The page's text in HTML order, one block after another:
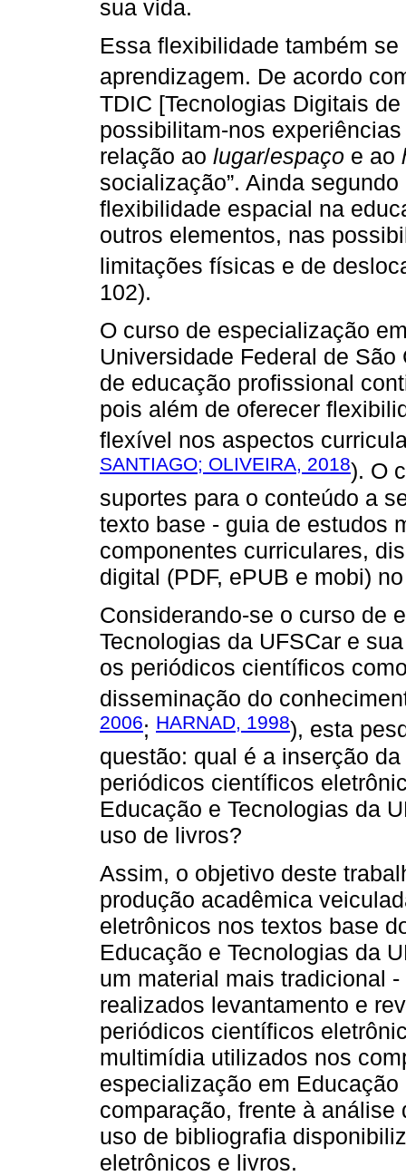
sua vida.
Essa flexibilidade também
aprendizagem. De acordo
TDIC [Tecnologias Digitais
possibilitam-nos
relação ao lugar/espaço e ao
socialização”. Ainda
flexibilidade espacial na
outros elementos, nas
limitações físicas e de
102).
O curso de especialização
Universidade Federal de
de educação profissional
pois além de oferecer
flexível nos aspectos
SANTIAGO; OLIVEIRA, 2018). O
suportes para o conteúdo a
texto base - guia de estudos
componentes curriculares,
digital (PDF, ePUB e mobi)
Considerando-se o curso de
Tecnologias da UFSCar e
os periódicos científicos
disseminação do
2006; HARNAD, 1998), esta
questão: qual é a inserção
periódicos científicos
Educação e Tecnologias da
uso de livros?
Assim, o objetivo deste
produção acadêmica
eletrônicos nos textos base
Educação e Tecnologias da
um material mais tradicional
realizados levantamento e
periódicos científicos
multimídia utilizados nos
especialização em
comparação, frente à
uso de bibliografia
eletrônicos e livros.